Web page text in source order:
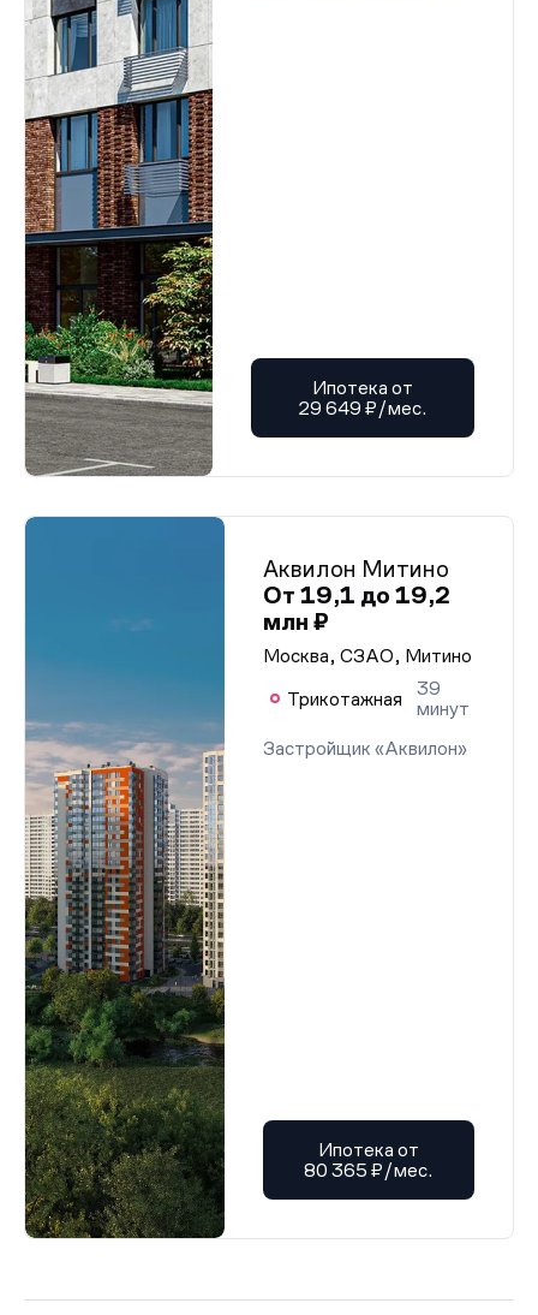
Ипотека от
29 649 ₽/мес.
Аквилон Митино
От 19,1 до 19,2
млн ₽
Москва, СЗАО, Митино
Трикотажная
39
минут
Застройщик «Аквилон»
Ипотека от
80 365 ₽/мес.